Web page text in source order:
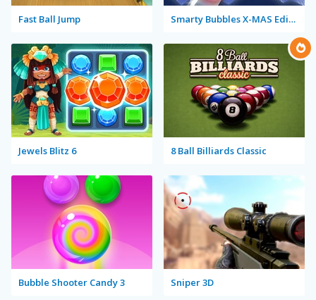
Fast Ball Jump Smarty Bubbles X-MAS Edition
Jewels Blitz 6 8 Ball Billiards Classic
Bubble Shooter Candy 3 Sniper 3D